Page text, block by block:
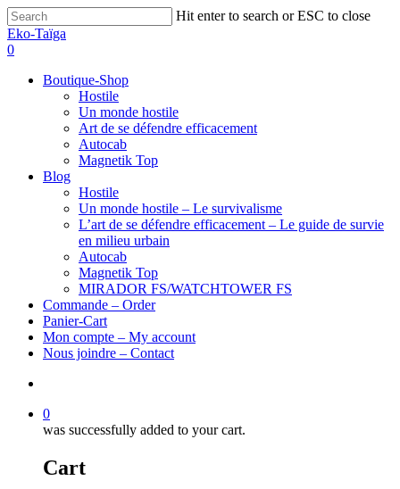
Hit enter to search or ESC to close
Eko-Taïga
0
Boutique-Shop
Hostile
Un monde hostile
Art de se défendre efficacement
Autocab
Magnetik Top
Blog
Hostile
Un monde hostile – Le survivalisme
L’art de se défendre efficacement – Le guide de survie
en milieu urbain
Autocab
Magnetik Top
MIRADOR FS/WATCHTOWER FS
Commande – Order
Panier-Cart
Mon compte – My account
Nous joindre – Contact
0
was successfully added to your cart.
Cart